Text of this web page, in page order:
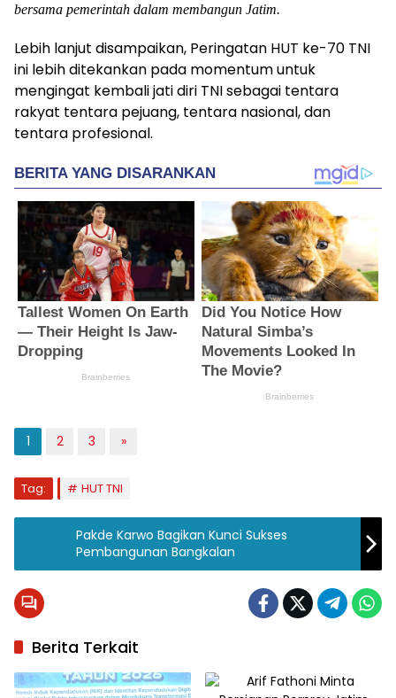
bersama pemerintah dalam membangun Jatim.
Lebih lanjut disampaikan, Peringatan HUT ke-70 TNI
ini lebih ditekankan pada momentum untuk
mengingat kembali jati diri TNI sebagai tentara
rakyat tentara pejuang, tentara nasional, dan
tentara profesional.
1 2 3 »
Tag: HUT TNI
Pakde Karwo Bagikan Kunci Sukses
Pembangunan Bangkalan
Berita Terkait